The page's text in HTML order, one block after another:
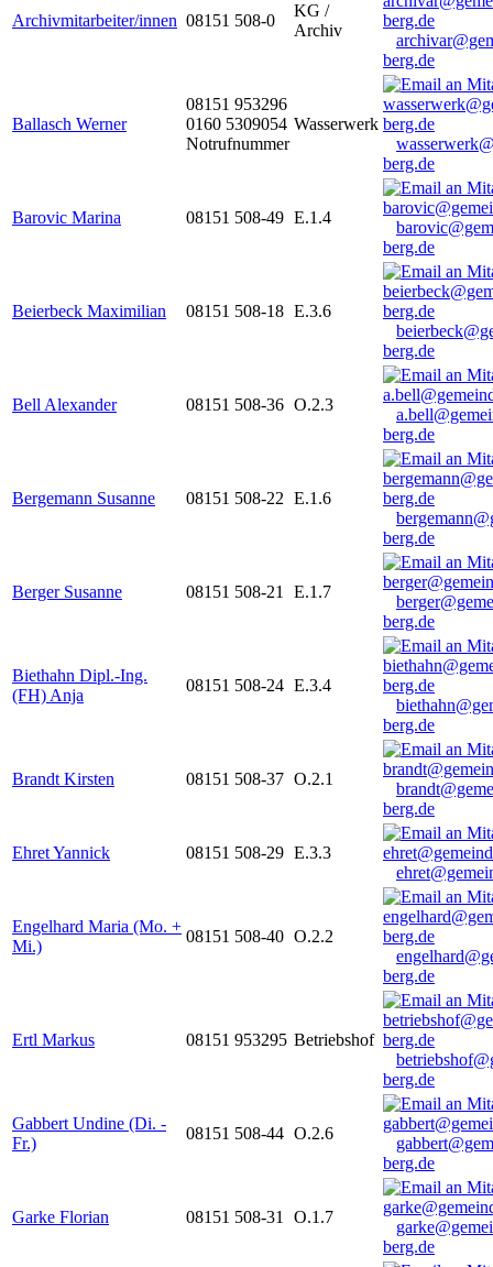
Archivmitarbeiter/innen 08151 508-0
KG /
Archiv
berg.de
Ballasch Werner
08151 953296
0160 5309054
Notrufnummer
Wasserwerk
berg.de
Barovic Marina 08151 508-49 E.1.4
berg.de
Beierbeck Maximilian 08151 508-18 E.3.6
berg.de
Bell Alexander 08151 508-36 O.2.3
berg.de
Bergemann Susanne 08151 508-22 E.1.6
berg.de
Berger Susanne 08151 508-21 E.1.7
berg.de
Biethahn Dipl.-Ing.
(FH) Anja
08151 508-24 E.3.4
berg.de
Brandt Kirsten 08151 508-37 O.2.1
berg.de
Ehret Yannick 08151 508-29 E.3.3
Engelhard Maria (Mo. +
Mi.)
08151 508-40 O.2.2
berg.de
Ertl Markus 08151 953295 Betriebshof
berg.de
Gabbert Undine (Di. -
Fr.)
08151 508-44 O.2.6
berg.de
Garke Florian 08151 508-31 O.1.7
berg.de